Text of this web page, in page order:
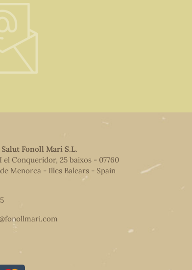
Fonoll Marí S.L.
el Conqueridor, 25 baixos - 07760
Menorca - Illes Balears - Spain